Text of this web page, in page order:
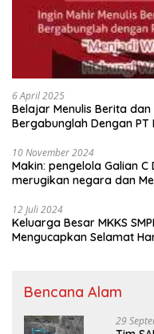
6 April 2025
Belajar Menulis Berita
Bergabunglah Dengan PT
10 November 2024
Makin: pengelola Galian
merugikan negara dan
12 Juli 2024
Keluarga Besar MKKS
Mengucapkan Selamat Hari Koperasi Nasional Ke 77 Tahun
Bencana Alam
29